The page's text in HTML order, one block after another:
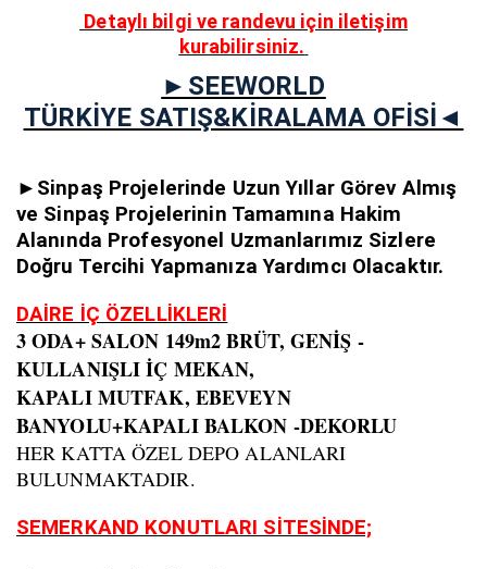
Detaylı bilgi ve randevu için iletişim
kurabilirsiniz.
►SEEWORLD
TÜRKİYE SATIŞ&KİRALAMA OFİSİ◄
►Sinpaş Projelerinde Uzun Yıllar Görev Almış
ve Sinpaş Projelerinin Tamamına Hakim
Alanında Profesyonel Uzmanlarımız Sizlere
Doğru Tercihi Yapmanıza Yardımcı Olacaktır.
DAİRE İÇ ÖZELLİKLERİ
3 ODA+ SALON 149m2 BRÜT, GENİŞ -
KULLANIŞLI İÇ MEKAN,
KAPALI MUTFAK, EBEVEYN
BANYOLU+KAPALI BALKON -DEKORLU
HER KATTA ÖZEL DEPO ALANLARI
BULUNMAKTADIR.
SEMERKAND KONUTLARI SİTESİNDE;